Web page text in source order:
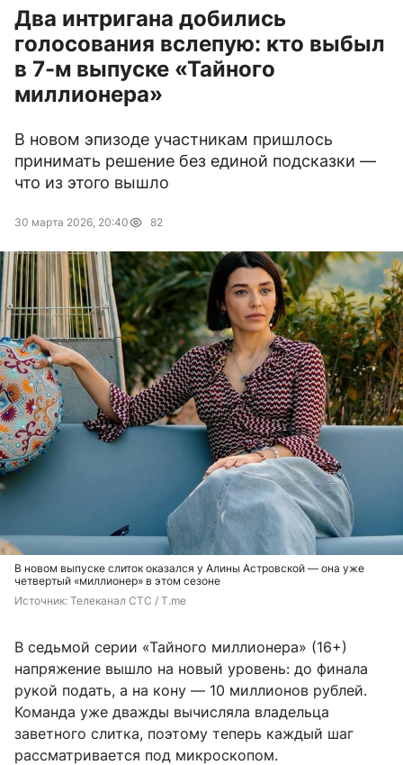
Два интригана добились
голосования вслепую: кто выбыл
в 7-м выпуске «Тайного
миллионера»
В новом эпизоде участникам пришлось
принимать решение без единой подсказки —
что из этого вышло
30 марта 2026, 20:40 82
В новом выпуске слиток оказался у Алины Астровской — она уже
четвертый «миллионер» в этом сезоне
Источник: Телеканал СТС / T.me
В седьмой серии «Тайного миллионера» (16+)
напряжение вышло на новый уровень: до финала
рукой подать, а на кону — 10 миллионов рублей.
Команда уже дважды вычисляла владельца
заветного слитка, поэтому теперь каждый шаг
рассматривается под микроскопом.